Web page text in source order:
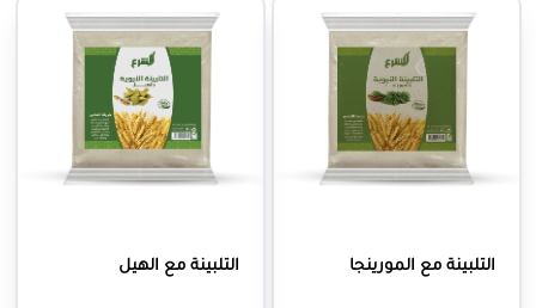
التلبينة مع المورينجا التلبينة مع الهيل